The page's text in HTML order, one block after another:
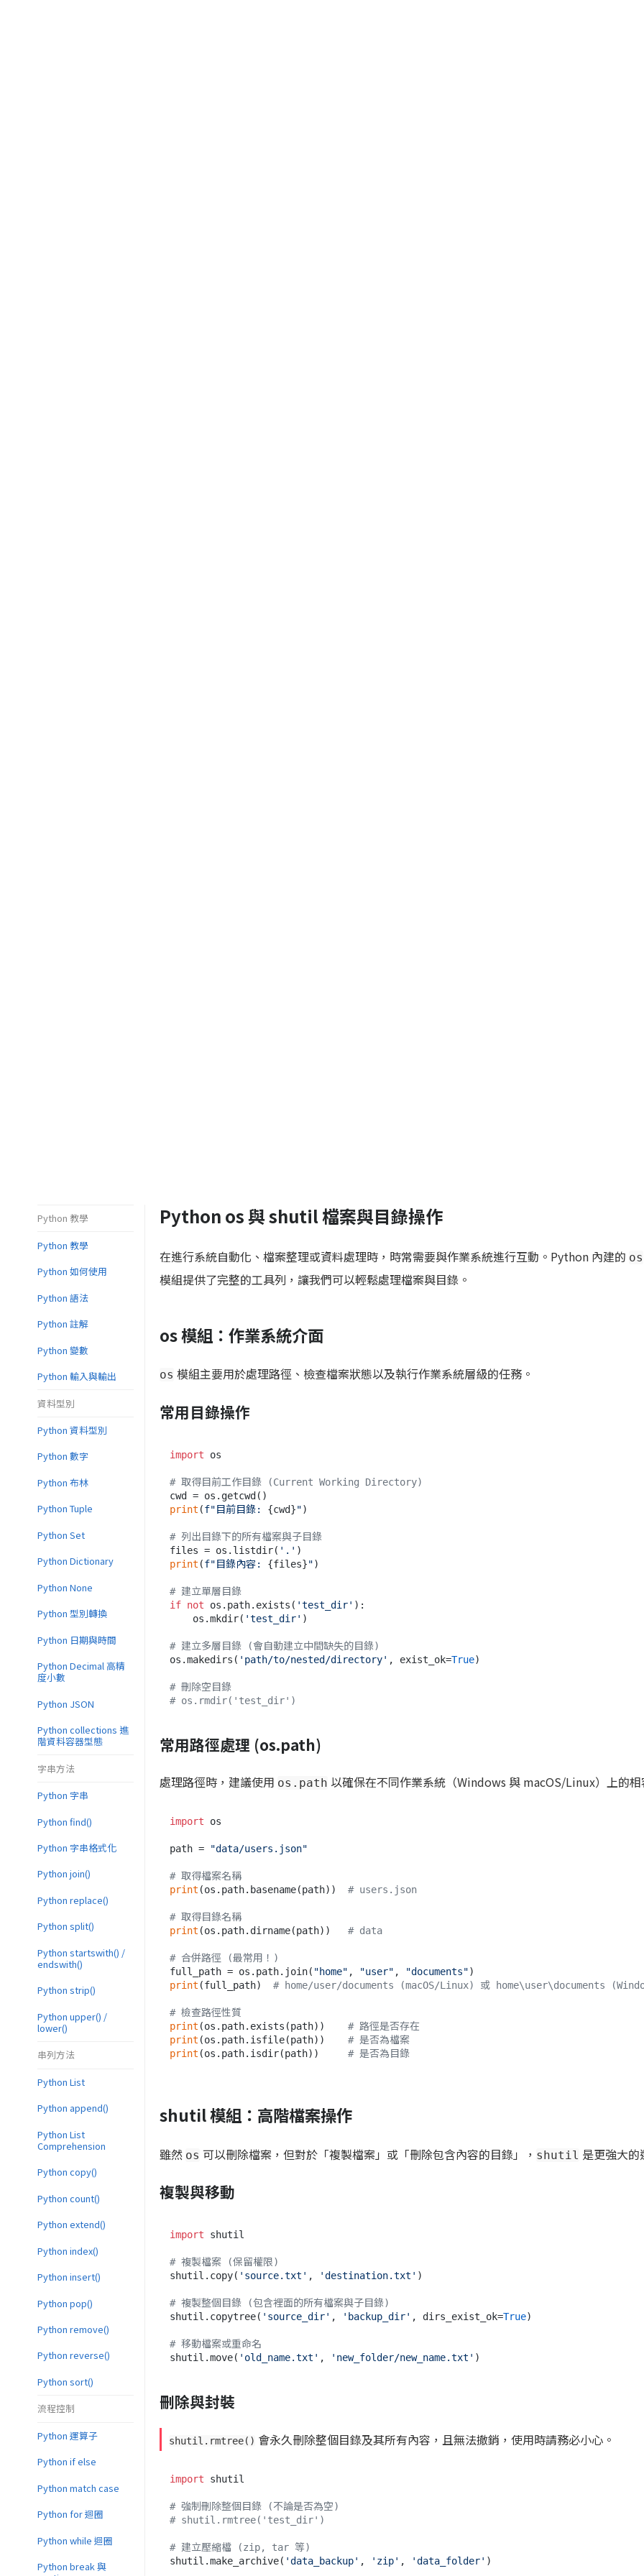
Python os 與 shutil 檔案與目錄操作
在進行系統自動化、檔案整理或資料處理時，時常需要與作業系統進行互動。Python 內建的 os
模組提供了完整的工具列，讓我們可以輕鬆處理檔案與目錄。
os 模組：作業系統介面
os 模組主要用於處理路徑、檢查檔案狀態以及執行作業系統層級的任務。
常用目錄操作
import os
# 取得目前工作目錄 (Current Working Directory)
print (f"目前目錄: {cwd}")
# 列出目錄下的所有檔案與子目錄
files = os.listdir( '.'
print (f"目錄內容: {files}")
# 建立單層目錄
if not os.path.exists( 'test_dir' ):
    os.mkdir(
'test_dir' )
# 建立多層目錄 (會自動建立中間缺失的目錄)
os.makedirs( 'path/to/nested/directory' , exist_ok=True)
# 刪除空目錄
# os.rmdir('test_dir')
常用路徑處理 (os.path)
處理路徑時，建議使用 os.path 以確保在不同作業系統（Windows 與 macOS/Linux）上的
import os
path = "data/users.json"
# 取得檔案名稱
print (os.path.basename(path)) # users.json
# 取得目錄名稱
print (os.path.dirname(path)) # data
# 合併路徑 (最常用！)
full_path = os.path.join( "home" , "user" , "documents"
print (full_path) # home/user/documents (macOS/Linux) 或 home\user\documents
# 檢查路徑性質
print (os.path.exists(path)) # 路徑是否存在
print (os.path.isfile(path)) # 是否為檔案
print (os.path.isdir(path)) # 是否為目錄
shutil 模組：高階檔案操作
雖然 os 可以刪除檔案，但對於「複製檔案」或「刪除包含內容的目錄」， shutil 是更強大的
複製與移動
import shutil
# 複製檔案 (保留權限)
shutil.copy( 'source.txt' , 'destination.txt' )
# 複製整個目錄 (包含裡面的所有檔案與子目錄)
shutil.copytree( 'source_dir' , 'backup_dir' , dirs_exist_ok=True)
# 移動檔案或重命名
shutil.move( 'old_name.txt' , 'new_folder/new_name.txt'
刪除與封裝
shutil.rmtree() 會永久刪除整個目錄及其所有內容，且無法撤銷，使用時請務必小心。
import shutil
# 強制刪除整個目錄 (不論是否為空)
# shutil.rmtree('test_dir')
# 建立壓縮檔 (zip, tar 等)
shutil.make_archive( 'data_backup' , 'zip' , 'data_folder'
Python 教學
Python 教學
Python 如何使用
Python 語法
Python 註解
Python 變數
Python 輸入與輸出
資料型別
Python 資料型別
Python 數字
Python 布林
Python Tuple
Python Set
Python Dictionary
Python None
Python 型別轉換
Python 日期與時間
Python Decimal 高精
度小數
Python JSON
Python collections 進
階資料容器型態
字串方法
Python 字串
Python find()
Python 字串格式化
Python join()
Python replace()
Python split()
Python startswith() /
endswith()
Python strip()
Python upper() /
lower()
串列方法
Python List
Python append()
Python List
Comprehension
Python copy()
Python count()
Python extend()
Python index()
Python insert()
Python pop()
Python remove()
Python reverse()
Python sort()
流程控制
Python 運算子
Python if else
Python match case
Python for 迴圈
Python while 迴圈
Python break 與